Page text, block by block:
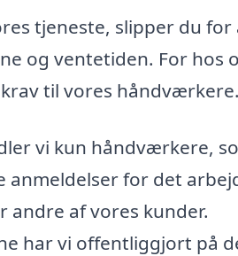
tjeneste, slipper du for
og ventetiden. For hos
til vores håndværkere.
vi kun håndværkere,
anmeldelser for det
andre af vores kunder.
har vi offentliggjort på